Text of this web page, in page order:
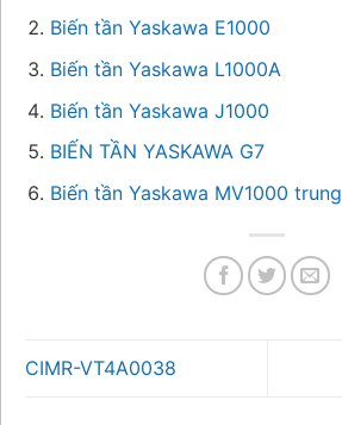
Biến tần Yaskawa E1000
Biến tần Yaskawa L1000A
Biến tần Yaskawa J1000
BIẾN TẦN YASKAWA G7
Biến tần Yaskawa MV1000
CIMR-VT4A0038